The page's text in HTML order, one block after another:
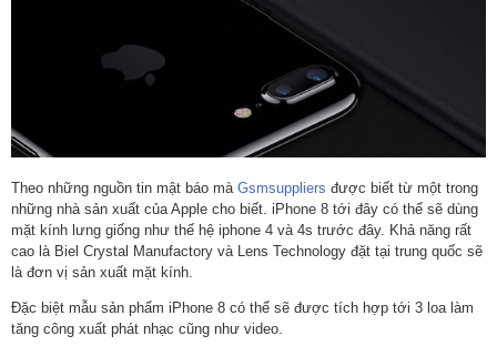
Theo những nguồn tin mật báo mà Gsmsuppliers được biết từ một trong
những nhà sản xuất của Apple cho biết. iPhone 8 tới đây có thể sẽ dùng
mặt kính lưng giống như thế hệ iphone 4 và 4s trước đây. Khả năng rất
cao là Biel Crystal Manufactory và Lens Technology đặt tại trung quốc sẽ
là đơn vị sản xuất mặt kính.
Đặc biệt mẫu sản phẩm iPhone 8 có thể sẽ được tích hợp tới 3 loa làm
tăng công xuất phát nhạc cũng như video.